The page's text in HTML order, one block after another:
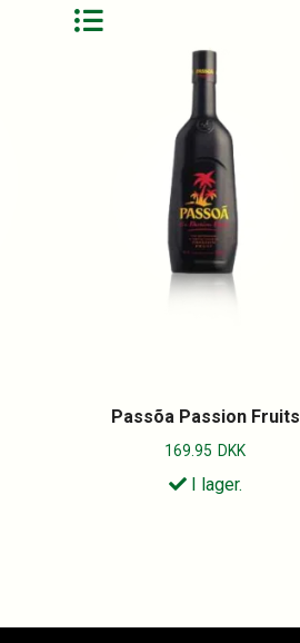
Passõa Passion Fruits
169.95 DKK
I lager.